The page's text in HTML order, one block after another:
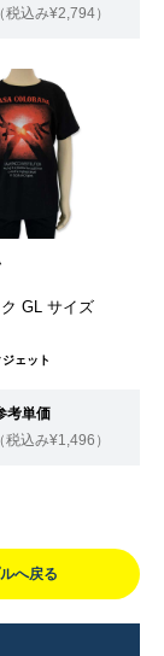
（税込み¥2,794）
GL サイズ
ェット
考単価
（税込み¥1,496）
へ戻る